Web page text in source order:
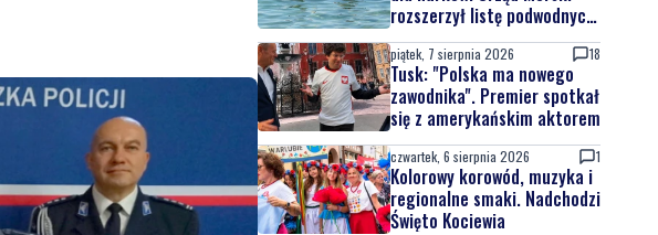
rozszerzył listę podwodnych
atrakcji
piątek, 7 sierpnia 2026 18
Tusk: "Polska ma nowego
zawodnika". Premier spotkał
się z amerykańskim aktorem
czwartek, 6 sierpnia 2026 1
Kolorowy korowód, muzyka i
regionalne smaki. Nadchodzi
Święto Kociewia